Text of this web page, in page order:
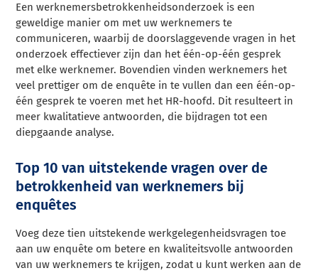
Een werknemersbetrokkenheidsonderzoek is een
geweldige manier om met uw werknemers te
communiceren, waarbij de doorslaggevende vragen in het
onderzoek effectiever zijn dan het één-op-één gesprek
met elke werknemer. Bovendien vinden werknemers het
veel prettiger om de enquête in te vullen dan een één-op-
één gesprek te voeren met het HR-hoofd. Dit resulteert in
meer kwalitatieve antwoorden, die bijdragen tot een
diepgaande analyse.
Top 10 van uitstekende vragen over de
betrokkenheid van werknemers bij
enquêtes
Voeg deze tien uitstekende werkgelegenheidsvragen toe
aan uw enquête om betere en kwaliteitsvolle antwoorden
van uw werknemers te krijgen, zodat u kunt werken aan de